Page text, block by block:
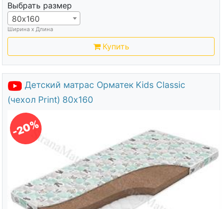
Выбрать размер
80х160
Ширина х Длина
Купить
Детский матрас Орматек Kids Classic
(чехол Print) 80х160
-20%